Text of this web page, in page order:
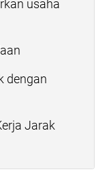
usaha
dengan
Jarak